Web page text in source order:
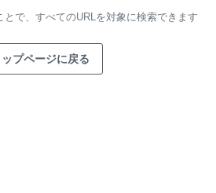
で、 すべてのURLを対象に検索できます
ップページに戻る